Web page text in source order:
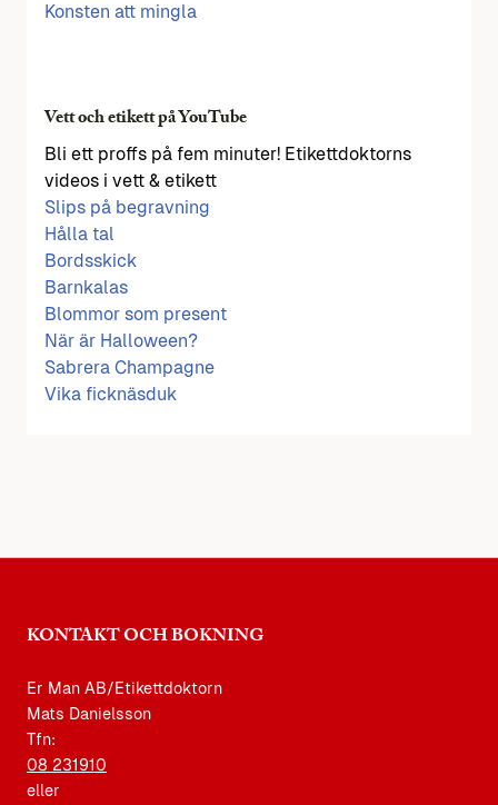
Konsten att mingla
Vett och etikett på YouTube
Bli ett proffs på fem minuter! Etikettdoktorns
videos i vett & etikett
Slips på begravning
Hålla tal
Bordsskick
Barnkalas
Blommor som present
När är Halloween?
Sabrera Champagne
Vika ficknäsduk
KONTAKT OCH BOKNING
Er Man AB/Etikettdoktorn
Mats Danielsson
Tfn:
08 231910
eller